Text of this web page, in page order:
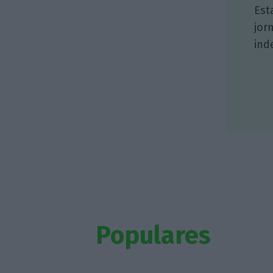
Populares